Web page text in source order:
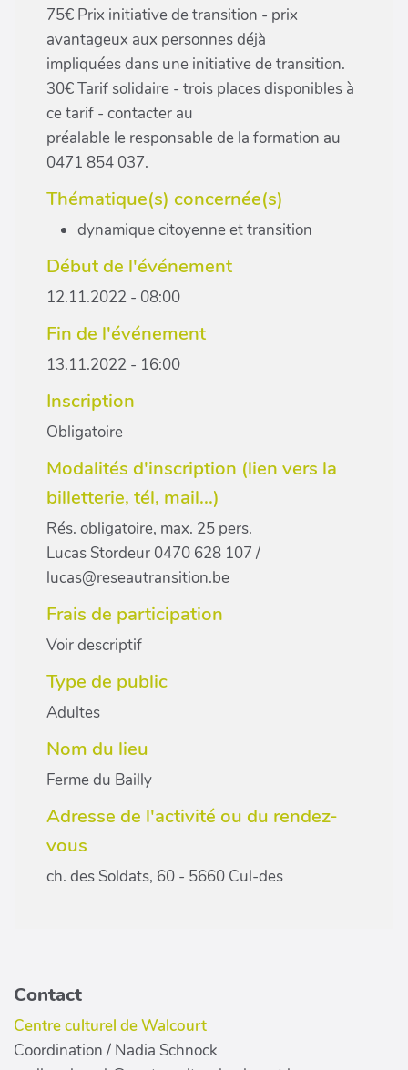
75€ Prix initiative de transition - prix
avantageux aux personnes déjà
impliquées dans une initiative de transition.
30€ Tarif solidaire - trois places disponibles à
ce tarif - contacter au
préalable le responsable de la formation au
0471 854 037.
Thématique(s) concernée(s)
dynamique citoyenne et transition
Début de l'événement
12.11.2022 - 08:00
Fin de l'événement
13.11.2022 - 16:00
Inscription
Obligatoire
Modalités d'inscription (lien vers la
billetterie, tél, mail...)
Rés. obligatoire, max. 25 pers.
Lucas Stordeur 0470 628 107 /
lucas@reseautransition.be
Frais de participation
Voir descriptif
Type de public
Adultes
Nom du lieu
Ferme du Bailly
Adresse de l'activité ou du rendez-
vous
ch. des Soldats, 60 - 5660 Cul-des
Contact
Centre culturel de Walcourt
Coordination / Nadia Schnock